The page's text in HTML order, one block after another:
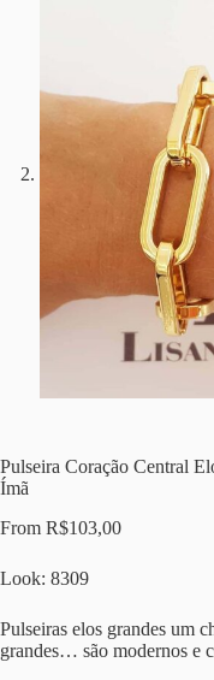
Pulseira Coração Central
Ímã
From R$103,00
Look: 8309
Pulseiras elos grandes um
grandes… são modernos e